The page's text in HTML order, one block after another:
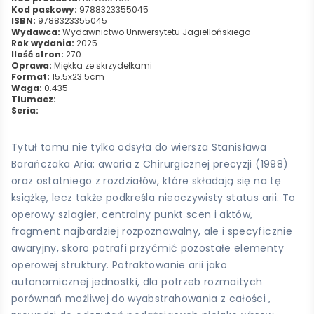
Kod paskowy: 9788323355045
ISBN: 9788323355045
Wydawca: Wydawnictwo Uniwersytetu Jagiellońskiego
Rok wydania: 2025
Ilość stron: 270
Oprawa: Miękka ze skrzydełkami
Format: 15.5x23.5cm
Waga: 0.435
Tłumacz:
Seria:
Tytuł tomu nie tylko odsyła do wiersza Stanisława
Barańczaka Aria: awaria z Chirurgicznej precyzji (1998)
oraz ostatniego z rozdziałów, które składają się na tę
książkę, lecz także podkreśla nieoczywisty status arii. To
operowy szlagier, centralny punkt scen i aktów,
fragment najbardziej rozpoznawalny, ale i specyficznie
awaryjny, skoro potrafi przyćmić pozostałe elementy
operowej struktury. Potraktowanie arii jako
autonomicznej jednostki, dla potrzeb rozmaitych
porównań możliwej do wyabstrahowania z całości ,